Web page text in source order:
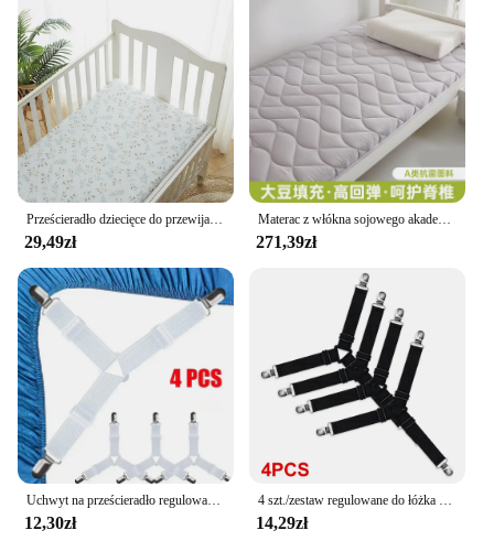
Prześcieradło dziecięce do przewijania noworodka Solidne/drukowane oddychające prześcieradła do łóżeczka Kołyski Pokrowiec na materac
29,49zł
Materac z włókna sojowego akademik jednoosobowy pokój akademicki łóżko piętrowe wyściełany materac do domu
271,39zł
Uchwyt na prześcieradło regulowane elastyczne 12 klipsów uchwyt stały zapięcia na materac koce do przykrycia chwytaków mocujących pasek antypoślizgowy
12,30zł
4 szt./zestaw regulowane do łóżka zaczepów do prześcieradeł na prześcieradło pokrycie materaca koce uchwyt na kołdry organizują gadżety
14,29zł